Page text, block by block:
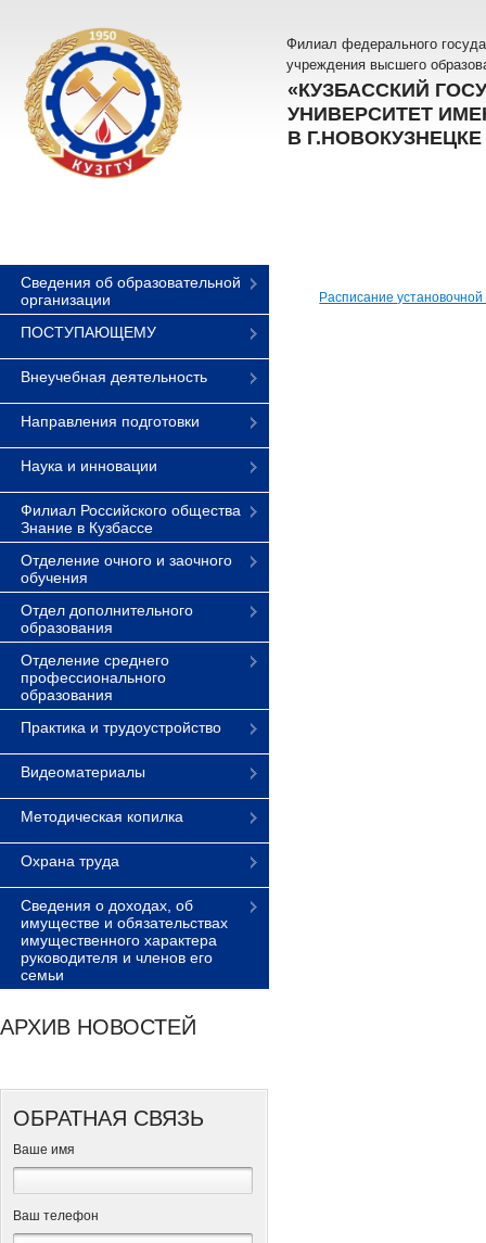
Филиал федерального
учреждения высшего
«КУЗБАССКИЙ
УНИВЕРСИТЕТ
В Г.НОВОКУЗНЕЦКЕ
Сведения об образовательной
организации
ПОСТУПАЮЩЕМУ
Внеучебная деятельность
Направления подготовки
Наука и инновации
Филиал Российского общества
Знание в Кузбассе
Отделение очного и заочного
обучения
Отдел дополнительного
образования
Отделение среднего
профессионального
образования
Практика и трудоустройство
Видеоматериалы
Методическая копилка
Охрана труда
Сведения о доходах, об
имуществе и обязательствах
имущественного характера
руководителя и членов его
семьи
АРХИВ НОВОСТЕЙ
ОБРАТНАЯ СВЯЗЬ
Ваше имя
Ваш телефон
Расписание